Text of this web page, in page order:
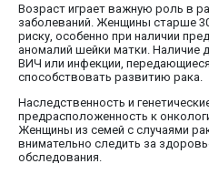
Возраст играет важную роль в
заболеваний. Женщины старше
риску, особенно при наличии
аномалий шейки матки. Наличие
ВИЧ или инфекции,
способствовать развитию рака.
Наследственность и
предрасположенность к
Женщины из семей с случаями
внимательно следить за
обследования.